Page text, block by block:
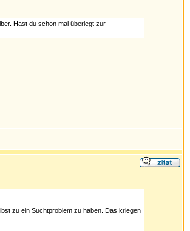
Hast du schon mal überlegt zur
zu ein Suchtproblem zu haben. Das kriegen